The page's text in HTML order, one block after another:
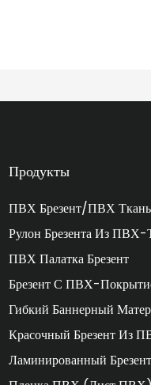
Продукты
ПВХ Брезент/ПВХ Ткань
Рулон Брезента Из ПВХ-
ПВХ Палатка Брезент
Брезент С ПВХ-
Гибкий Баннерный
Красочный Брезент Из
Ламинированный